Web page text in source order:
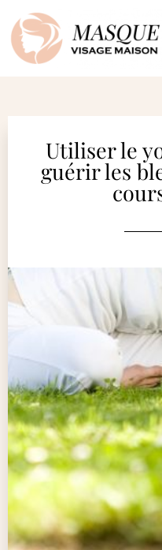
Utiliser le
guérir les